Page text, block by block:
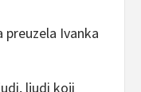
preuzela Ivanka